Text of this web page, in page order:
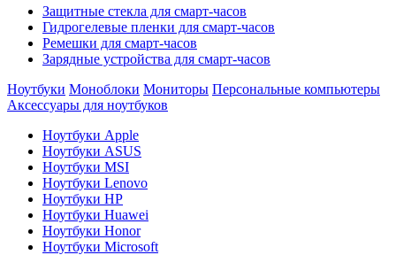
Защитные стекла для смарт-часов
Гидрогелевые пленки для смарт-часов
Ремешки для смарт-часов
Зарядные устройства для смарт-часов
Ноутбуки Моноблоки Мониторы Персональные компьютеры
Аксессуары для ноутбуков
Ноутбуки Apple
Ноутбуки ASUS
Ноутбуки MSI
Ноутбуки Lenovo
Ноутбуки HP
Ноутбуки Huawei
Ноутбуки Honor
Ноутбуки Microsoft